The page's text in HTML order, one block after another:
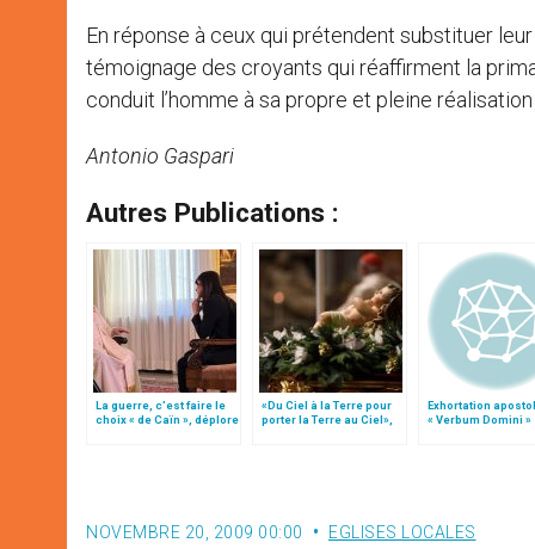
En réponse à ceux qui prétendent substituer
témoignage des croyants qui réaffirment la
conduit l’homme à sa propre et pleine réalisation
Antonio Gaspari
Autres Publications :
La guerre, c’est faire le
choix « de Caïn », déplore
«Du Ciel à la Terre pour
porter la Terre au Ciel»,
Exhortation
« Verbum Domini »
NOVEMBRE 20, 2009 00:00 EGLISES LOCALES